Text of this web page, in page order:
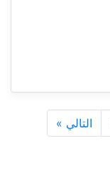
التالي »